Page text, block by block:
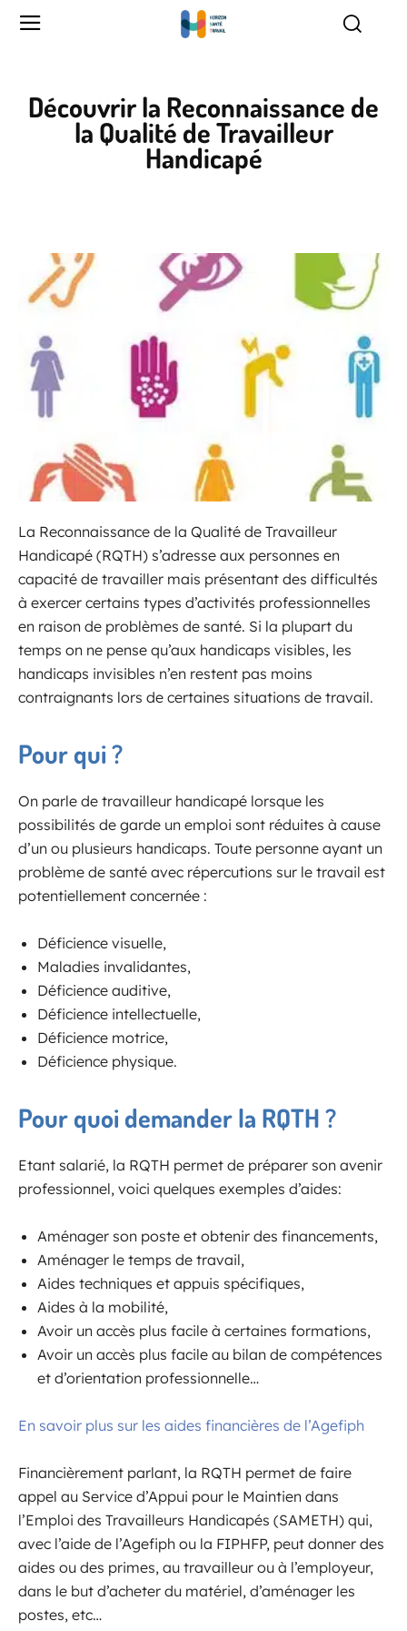
Découvrir la Reconnaissance de
la Qualité de Travailleur
Handicapé
La Reconnaissance de la Qualité de Travailleur
Handicapé (RQTH) s’adresse aux personnes en
capacité de travailler mais présentant des difficultés
à exercer certains types d’activités professionnelles
en raison de problèmes de santé. Si la plupart du
temps on ne pense qu’aux handicaps visibles, les
handicaps invisibles n’en restent pas moins
contraignants lors de certaines situations de travail.
Pour qui ?
On parle de travailleur handicapé lorsque les
possibilités de garde un emploi sont réduites à cause
d’un ou plusieurs handicaps. Toute personne ayant un
problème de santé avec répercutions sur le travail est
potentiellement concernée :
Déficience visuelle,
Maladies invalidantes,
Déficience auditive,
Déficience intellectuelle,
Déficience motrice,
Déficience physique.
Pour quoi demander la RQTH ?
Etant salarié, la RQTH permet de préparer son avenir
professionnel, voici quelques exemples d’aides:
Aménager son poste et obtenir des financements,
Aménager le temps de travail,
Aides techniques et appuis spécifiques,
Aides à la mobilité,
Avoir un accès plus facile à certaines formations,
Avoir un accès plus facile au bilan de compétences
et d’orientation professionnelle…
En savoir plus sur les aides financières de l’Agefiph
Financièrement parlant, la RQTH permet de faire
appel au Service d’Appui pour le Maintien dans
l’Emploi des Travailleurs Handicapés (SAMETH) qui,
avec l’aide de l’Agefiph ou la FIPHFP, peut donner des
aides ou des primes, au travailleur ou à l’employeur,
dans le but d’acheter du matériel, d’aménager les
postes, etc…